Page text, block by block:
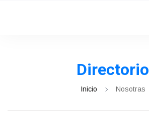
Directorio
Inicio Nosotras